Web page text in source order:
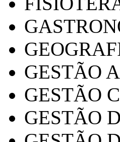
GESTÃO
GESTÃO
GESTÃO